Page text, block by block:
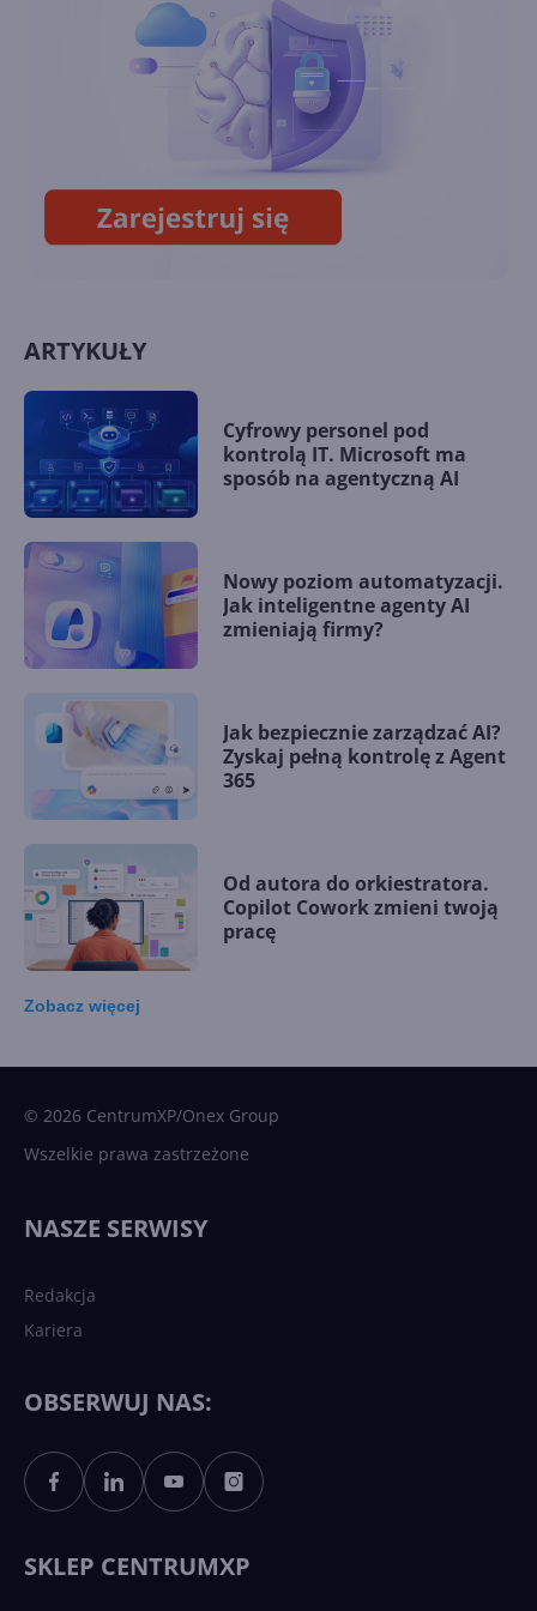
Jak działa Copilot w Teams?
ARTYKUŁY
Cyfrowy personel pod
kontrolą IT. Microsoft ma
sposób na agentyczną AI
Nowy poziom automatyzacji.
Jak inteligentne agenty AI
zmieniają firmy?
Jak bezpiecznie zarządzać AI?
Zyskaj pełną kontrolę z Agent
365
Od autora do orkiestratora.
Copilot Cowork zmieni twoją
pracę
Sztuczna inteligencja po
polsku. Dość barier
Zobacz więcej
© 2026 CentrumXP/Onex Group
Wszelkie prawa zastrzeżone
NASZE SERWISY
Redakcja
Kariera
OBSERWUJ NAS:
SKLEP CENTRUMXP